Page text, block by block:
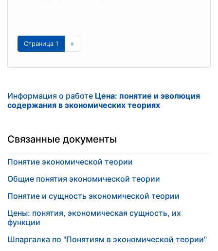
Страница 1 »
Информация о работе Цена: понятие и эволюция
содержания в экономических теориях
Связанные документы
Понятие экономической теории
Общие понятия экономической теории
Понятие и сущность экономической теории
Цены: понятия, экономическая сущность, их
функции
Шпаргалка по "Понятиям в экономической теории"